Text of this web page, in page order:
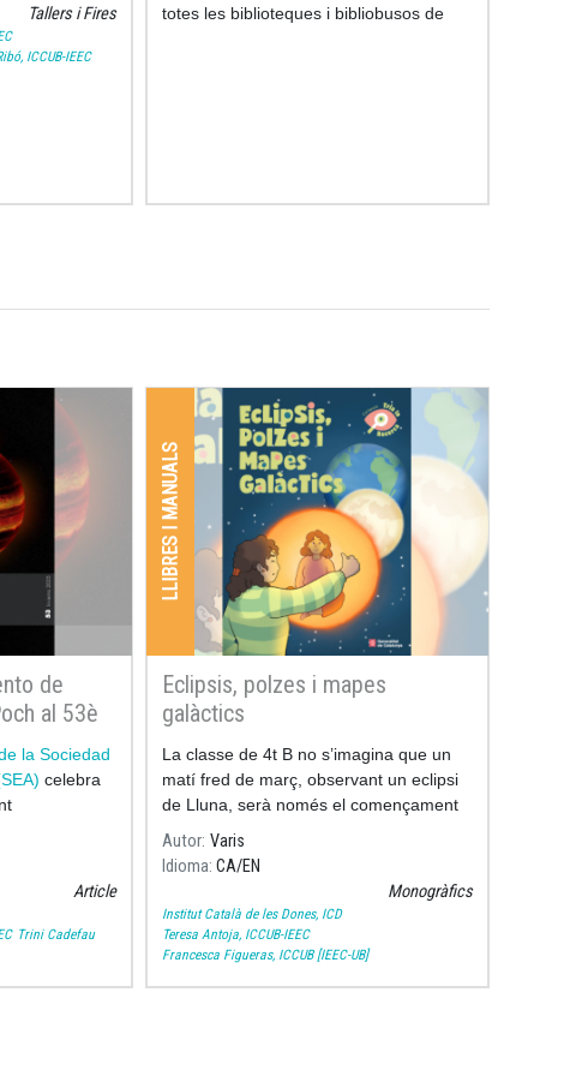
Tallers i Fires
ICCUB-IEEC
totes les biblioteques i bibliobusos de
de
al 53è
Española
la Sociedad
celebra
Article
Trini Cadefau
LLIBRES I MANUALS
Eclipsis, polzes i mapes
galàctics
La classe de 4t B no s’imagina que un
matí fred de març, observant un eclipsi
de Lluna, serà només el començament
d’un viatge fascinant.
Autor Varis
Idioma CA EN
Monogràfics
Institut Català de les Dones, ICD
Teresa Antoja, ICCUB-IEEC
Francesca Figueras, ICCUB [IEEC-UB]